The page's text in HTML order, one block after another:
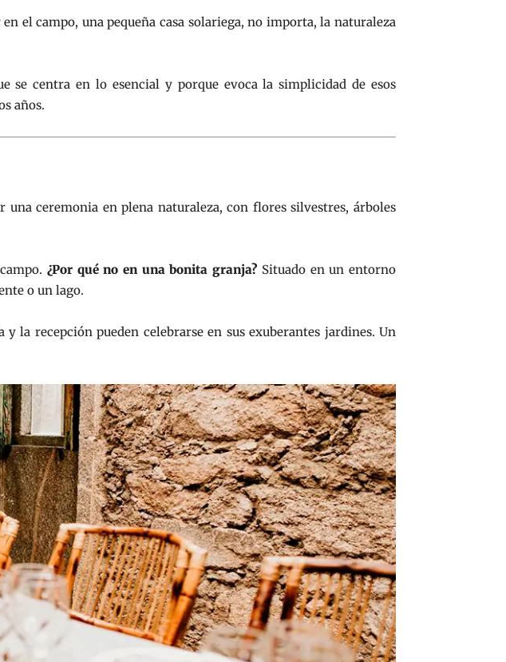
el campo, una pequeña casa solariega, no importa, la naturaleza
se centra en lo esencial y porque evoca la simplicidad de esos
años.
una ceremonia en plena naturaleza, con flores silvestres, árboles
¿Por qué no en una bonita granja? Situado en un entorno
o un lago.
y la recepción pueden celebrarse en sus exuberantes jardines. Un